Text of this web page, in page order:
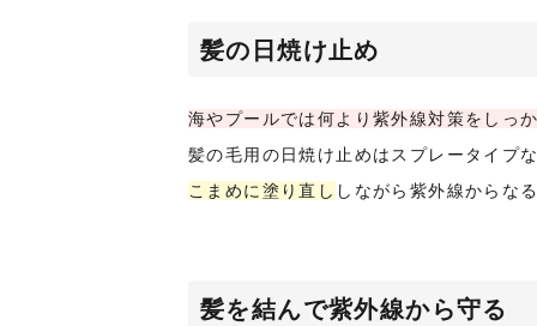
髪の日焼け止め
海やプールでは何より紫外線対策をしっ
髪の毛用の日焼け止めはスプレータイプ
こまめに塗り直し しながら紫外線からな
髪を結んで紫外線から守る